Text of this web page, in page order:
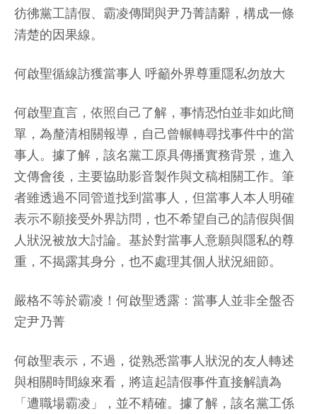
彷彿黨工請假、霸凌傳聞與尹乃菁請辭，構成一條
清楚的因果線。
何啟聖循線訪獲當事人 呼籲外界尊重隱私勿放大
何啟聖直言，依照自己了解，事情恐怕並非如此簡
單，為釐清相關報導，自己曾輾轉尋找事件中的當
事人。據了解，該名黨工原具傳播實務背景，進入
文傳會後，主要協助影音製作與文稿相關工作。筆
者雖透過不同管道找到當事人，但當事人本人明確
表示不願接受外界訪問，也不希望自己的請假與個
人狀況被放大討論。基於對當事人意願與隱私的尊
重，不揭露其身分，也不處理其個人狀況細節。
嚴格不等於霸凌！何啟聖透露：當事人並非全盤否
定尹乃菁
何啟聖表示，不過，從熟悉當事人狀況的友人轉述
與相關時間線來看，將這起請假事件直接解讀為
「遭職場霸凌」，並不精確。據了解，該名黨工係